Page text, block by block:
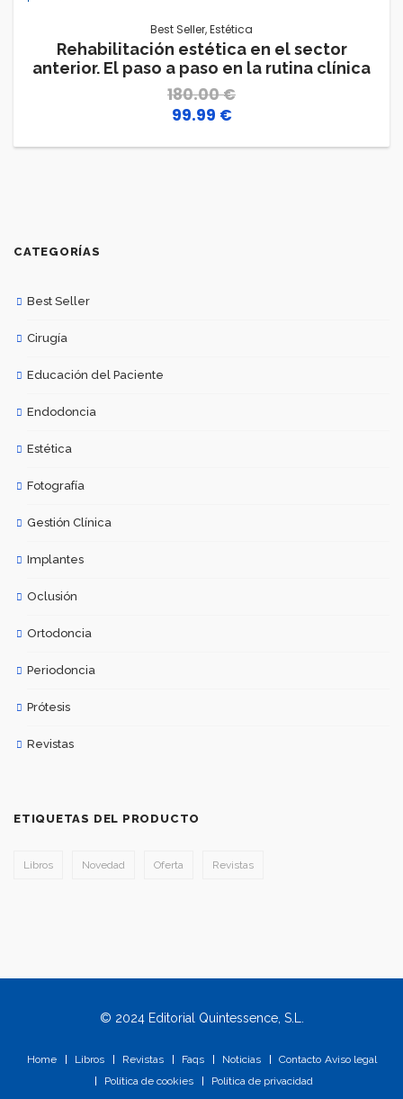
Best Seller,Estética
Rehabilitación estética en el sector
anterior. El paso a paso en la rutina clínica
180.00€
El
99.99 €El
CATEGORÍAS
Best Seller
Cirugía
Educación del Paciente
Endodoncia
Estética
Fotografía
Gestión Clínica
Implantes
Oclusión
Ortodoncia
Periodoncia
Prótesis
Revistas
ETIQUETAS DEL PRODUCTO
Libros Novedad Oferta Revistas
© 2024 Editorial Quintessence, S.L.
Home Libros Revistas Faqs Noticias Contacto Aviso legal
Política de cookies
Política de privacidad